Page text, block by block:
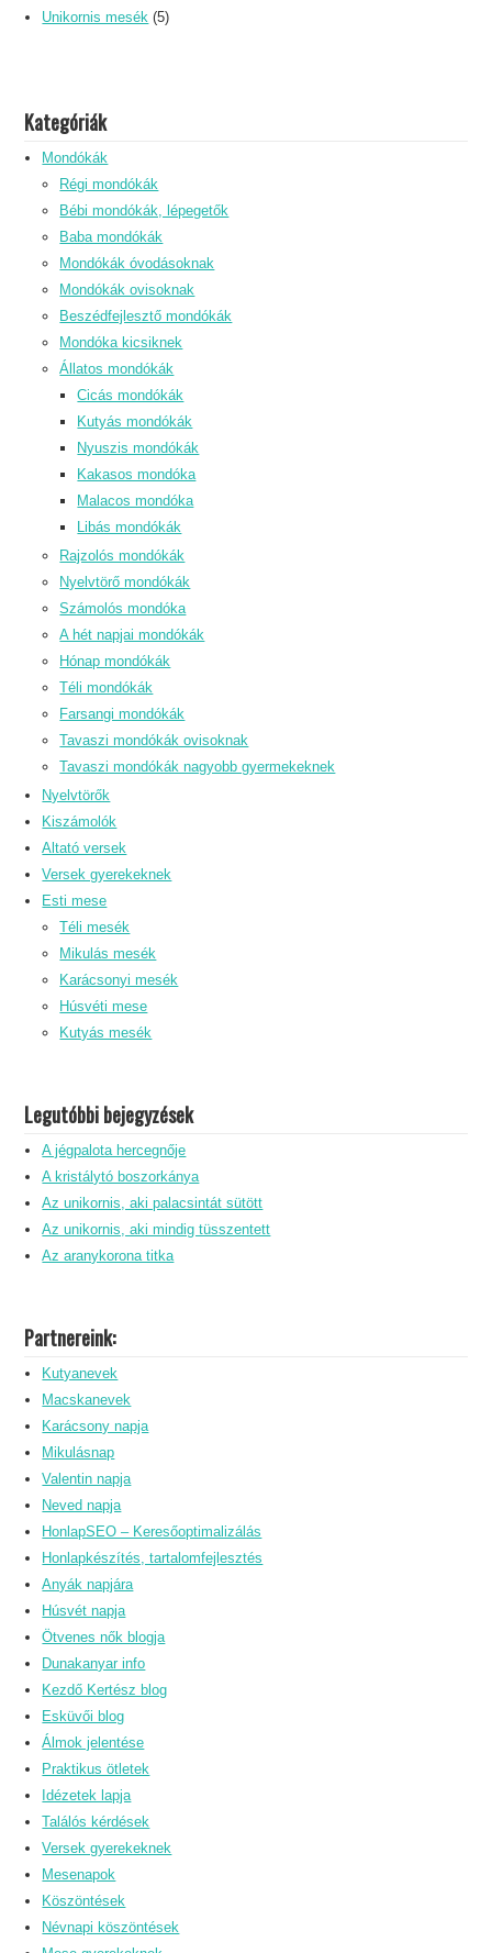
Unikornis mesék (5)
Kategóriák
Mondókák
Régi mondókák
Bébi mondókák, lépegetők
Baba mondókák
Mondókák óvodásoknak
Mondókák ovisoknak
Beszédfejlesztő mondókák
Mondóka kicsiknek
Állatos mondókák
Cicás mondókák
Kutyás mondókák
Nyuszis mondókák
Kakasos mondóka
Malacos mondóka
Libás mondókák
Rajzolós mondókák
Nyelvtörő mondókák
Számolós mondóka
A hét napjai mondókák
Hónap mondókák
Téli mondókák
Farsangi mondókák
Tavaszi mondókák ovisoknak
Tavaszi mondókák nagyobb gyermekeknek
Nyelvtörők
Kiszámolók
Altató versek
Versek gyerekeknek
Esti mese
Téli mesék
Mikulás mesék
Karácsonyi mesék
Húsvéti mese
Kutyás mesék
Legutóbbi bejegyzések
A jégpalota hercegnője
A kristálytó boszorkánya
Az unikornis, aki palacsintát sütött
Az unikornis, aki mindig tüsszentett
Az aranykorona titka
Partnereink:
Kutyanevek
Macskanevek
Karácsony napja
Mikulásnap
Valentin napja
Neved napja
HonlapSEO – Keresőoptimalizálás
Honlapkészítés, tartalomfejlesztés
Anyák napjára
Húsvét napja
Ötvenes nők blogja
Dunakanyar info
Kezdő Kertész blog
Esküvői blog
Álmok jelentése
Praktikus ötletek
Idézetek lapja
Találós kérdések
Versek gyerekeknek
Mesenapok
Köszöntések
Névnapi köszöntések